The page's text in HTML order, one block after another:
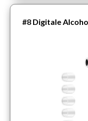
#8 Digitale
Scherm en